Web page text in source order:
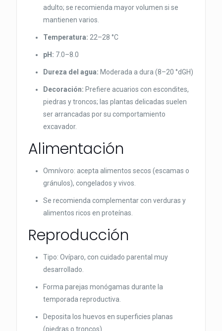
adulto; se recomienda mayor volumen si se
mantienen varios.
Temperatura: 22–28 °C
pH: 7.0–8.0
Dureza del agua: Moderada a dura (8–20 °dGH)
Decoración: Prefiere acuarios con escondites,
piedras y troncos; las plantas delicadas suelen
ser arrancadas por su comportamiento
excavador.
Alimentación
Omnívoro: acepta alimentos secos (escamas o
gránulos), congelados y vivos.
Se recomienda complementar con verduras y
alimentos ricos en proteínas.
Reproducción
Tipo: Ovíparo, con cuidado parental muy
desarrollado.
Forma parejas monógamas durante la
temporada reproductiva.
Deposita los huevos en superficies planas
(piedras o troncos).